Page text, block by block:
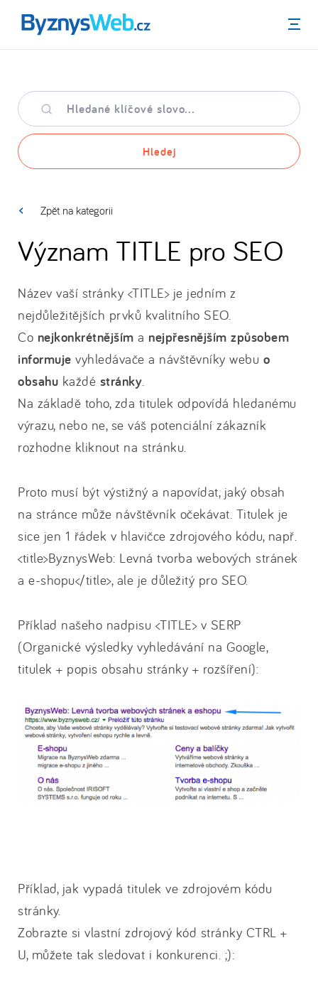
Menu
Hledané
klíčové
slovo
Hledej
Zpět na kategorii
Význam TITLE pro SEO
Název vaší stránky <TITLE> je jedním z
nejdůležitějších prvků kvalitního SEO.
Co nejkonkrétnějším a nejpřesnějším způsobem
informuje vyhledávače a návštěvníky webu o
obsahu každé stránky.
Na základě toho, zda titulek odpovídá hledanému
výrazu, nebo ne, se váš potenciální zákazník
rozhodne kliknout na stránku.
Proto musí být výstižný a napovídat, jaký obsah
na stránce může návštěvník očekávat. Titulek je
sice jen 1 řádek v hlavičce zdrojového kódu, např.
<title>ByznysWeb: Levná tvorba webových stránek
a e-shopu</title>, ale je důležitý pro SEO.
Příklad našeho nadpisu <TITLE> v SERP
(Organické výsledky vyhledávání na Google,
titulek + popis obsahu stránky + rozšíření):
Příklad, jak vypadá titulek ve zdrojovém kódu
stránky.
Zobrazte si vlastní zdrojový kód stránky CTRL +
U, můžete tak sledovat i konkurenci. ;):